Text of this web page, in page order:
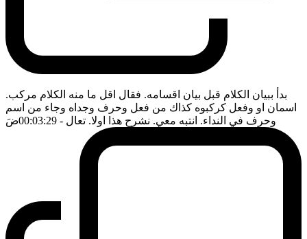
بدأ ببيان الكلام قبل بيان اقسامه. فقال اقل ما منه الكلام مركب.
اسمان او وفعل كركبوه كذاك من فعل وحرف وجداه وجاء من اسم
وحرف في النداء. انتبه معي. نشرح هذا اولا. تعال - 00:03:29 ضَ